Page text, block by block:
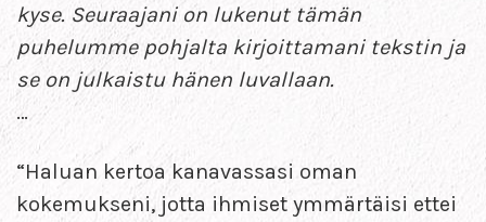
kyse. Seuraajani on lukenut tämän
puhelumme pohjalta kirjoittamani tekstin ja
se on julkaistu hänen luvallaan.
…
“Haluan kertoa kanavassasi oman
kokemukseni, jotta ihmiset ymmärtäisi ettei